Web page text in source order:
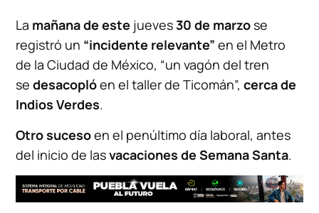
La mañana de este jueves30 de marzose
registró un “incidente relevante” en el Metro
de la Ciudad de México, “un vagón del tren
sedesacoplóen el taller de Ticomán”,cerca de
Indios Verdes.
Otro sucesoen el penúltimo día laboral, antes
del inicio de lasvacaciones de Semana Santa.